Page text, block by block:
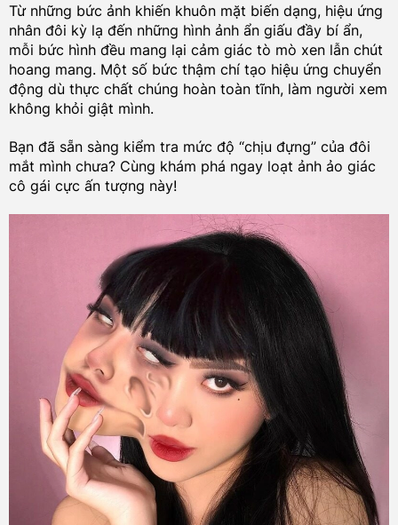
Từ những bức ảnh khiến khuôn mặt biến dạng, hiệu ứng
nhân đôi kỳ lạ đến những hình ảnh ẩn giấu đầy bí ẩn,
mỗi bức hình đều mang lại cảm giác tò mò xen lẫn chút
hoang mang. Một số bức thậm chí tạo hiệu ứng chuyển
động dù thực chất chúng hoàn toàn tĩnh, làm người xem
không khỏi giật mình.
Bạn đã sẵn sàng kiểm tra mức độ “chịu đựng” của đôi
mắt mình chưa? Cùng khám phá ngay loạt ảnh ảo giác
cô gái cực ấn tượng này!